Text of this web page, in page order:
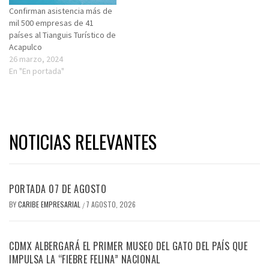
Confirman asistencia más de
mil 500 empresas de 41
países al Tianguis Turístico de
Acapulco
26 marzo, 2024
En "En portada"
NOTICIAS RELEVANTES
PORTADA 07 DE AGOSTO
BYCARIBE EMPRESARIAL / 7 AGOSTO, 2026
CDMX ALBERGARÁ EL PRIMER MUSEO DEL GATO DEL PAÍS QUE
IMPULSA LA “FIEBRE FELINA” NACIONAL